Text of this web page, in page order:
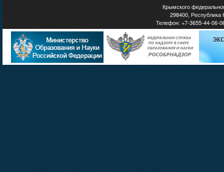
Крымского
298400, Республика
Телефон: +7-3655-44-06-